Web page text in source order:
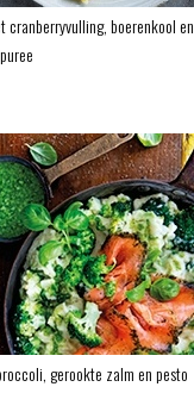
cranberryvulling, boerenkool en
gerookte zalm en pesto